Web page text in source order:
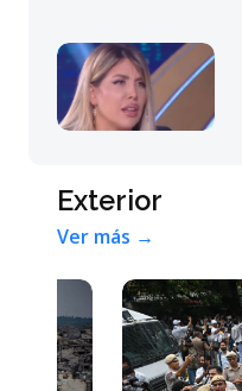
Exterior
Ver más →